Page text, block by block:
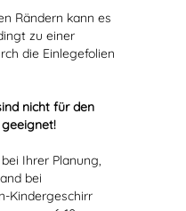
Rändern kann es
zu einer
die Einlegefolien
nicht für den
Ihrer Planung,
bei
Kindergeschirr